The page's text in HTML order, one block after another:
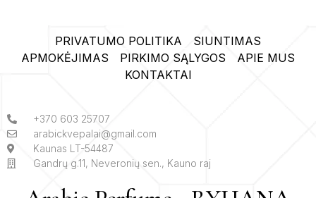
PRIVATUMO POLITIKA
SIUNTIMAS
APMOKĖJIMAS
PIRKIMO SĄLYGOS
APIE MUS
KONTAKTAI
+370 603 25707
arabickvepalai@gmail.com
Kaunas LT-54487
Gandrų g.11, Neveronių sen., Kauno raj